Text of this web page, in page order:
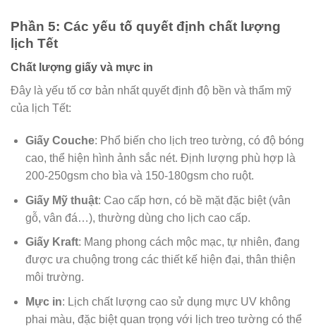
Phần 5: Các yếu tố quyết định chất lượng
lịch Tết
Chất lượng giấy và mực in
Đây là yếu tố cơ bản nhất quyết định độ bền và thẩm mỹ
của lịch Tết:
Giấy Couche: Phổ biến cho lịch treo tường, có độ bóng
cao, thể hiện hình ảnh sắc nét. Định lượng phù hợp là
200-250gsm cho bìa và 150-180gsm cho ruột.
Giấy Mỹ thuật: Cao cấp hơn, có bề mặt đặc biệt (vân
gỗ, vân đá…), thường dùng cho lịch cao cấp.
Giấy Kraft: Mang phong cách mộc mạc, tự nhiên, đang
được ưa chuộng trong các thiết kế hiện đại, thân thiện
môi trường.
Mực in: Lịch chất lượng cao sử dụng mực UV không
phai màu, đặc biệt quan trọng với lịch treo tường có thể